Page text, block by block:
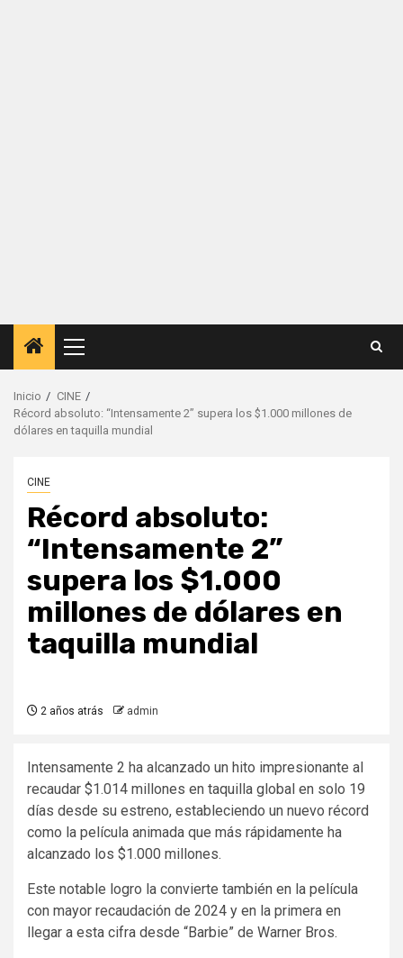
Menú
principal
Inicio
CINE
Récord absoluto: “Intensamente 2” supera los $1.000 millones de
dólares en taquilla mundial
CINE
Récord absoluto:
“Intensamente 2”
supera los $1.000
millones de dólares en
taquilla mundial
2 años atrás admin
Intensamente 2 ha alcanzado un hito impresionante al
recaudar $1.014 millones en taquilla global en solo 19
días desde su estreno, estableciendo un nuevo récord
como la película animada que más rápidamente ha
alcanzado los $1.000 millones.
Este notable logro la convierte también en la película
con mayor recaudación de 2024 y en la primera en
llegar a esta cifra desde “Barbie” de Warner Bros.